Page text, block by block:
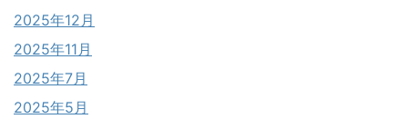
2025年12月
2025年11月
2025年7月
2025年5月